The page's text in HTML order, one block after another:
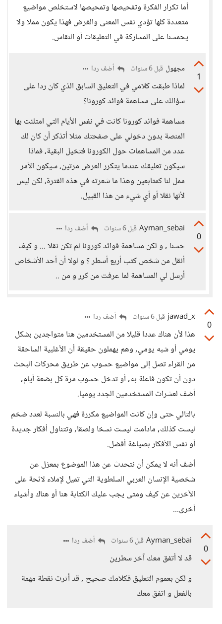
أما تكرار الفكرة وتفحيصها وتمحيصها لاستخلص مواضيع
متعددة كلها تؤدي نفس المعنى والغرض فهذا يكون مملا ولا
يحمسنا على المشاركة في التعليقات أو النقاش.
1
مجهول قبل 6 سنوات أضف ردا
لماذا طبقت كلامي في التعليق السابق الذي كان ردا على
سؤالك على مساهمة فوائد كورونا؟
مساهمة فوائد كورونا كانت في نفس الأيام التي امتلئت بها
المنصة بدون دخولي على صفحتك مثلا أتذكر أن كان لك
عدد من المساهمات حول الكورونا فتخيل البقية، فماذا
سيكون تعليقك عندما يتكرر العرض مرتين، سيكون الأمر
ممل لنا كمتابعين وهذا ما شعرته في هذه الفترة، لكن ليس
لأنها نقلا أو أي شيء من هذا القبيل.
0
Ayman_sebai قبل 6 سنوات أضف ردا
حسنا , و لكن مساهمة فوائد كورونا لم تكن نقلا ... و كيف
أنقل من شخص كتب أربع أسطر ؟ و لولا أن أحد الأشخاص
أرسل لي المساهمة لما عرفت من كرر و من ..
0
jawad_x قبل 6 سنوات أضف ردا
هذا لأن هناك عددا قليلا من المستخدمين هنا متواجدين بشكل
يومي أو شبه يومي, وهم يهملون حقيقة أن الأغلبية الساحقة
من القراء تصل إلى مواضيع حسوب عن طريق محركات البحث
دون أن تكون فاعلة به, أو تدخل حسوب مرة كل بضعة أيام,
أضف لعشرات المستخدمين الجدد يوميا.
بالتالي حتى وإن كانت المواضيع مكررة فهي بالنسبة لعدد ضخم
ليست كذلك, مادامت ليست نسخا ولصقا, وتتناول أفكار جديدة
أو نفس الأفكار بصياغة أفضل.
أضف أنه لا يمكن أن نتحدث عن هذا الموضوع بمعزل عن
شخصية الإنسان العربي السلطوية التي تميل لإملاء لائحة على
الآخرين عن كيف ومتى يجب عليك الكتابة هنا أو هناك وأشياء
أخرى...
0
Ayman_sebai قبل 6 سنوات أضف ردا
قد لا أتفق معك آخر سطرين
و لكن بعموم التعليق فكلامك صحيح , قد أثرت نقطة مهمة
بالفعل و اتفق معك